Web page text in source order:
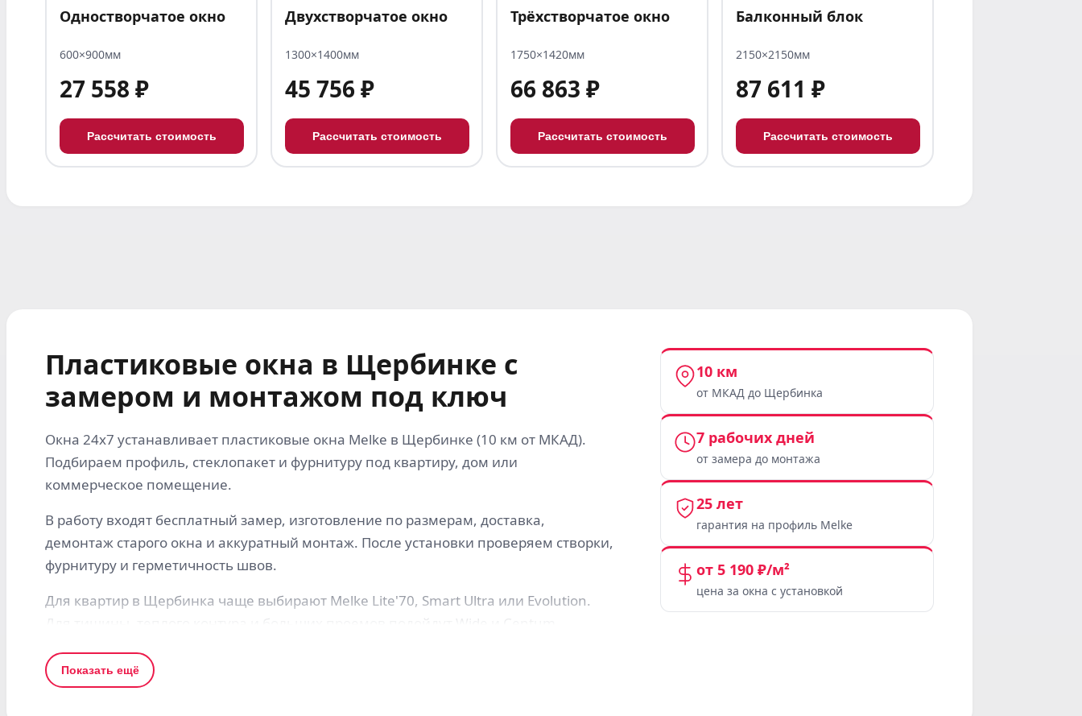
Одностворчатое окно
600×900мм
27 558 ₽
Рассчитать стоимость
Двухстворчатое окно
1300×1400мм
45 756 ₽
Рассчитать стоимость
Трёхстворчатое окно
1750×1420мм
66 863 ₽
Рассчитать стоимость
Балконный блок
2150×2150мм
87 611 ₽
Рассчитать стоимость
Пластиковые окна в Щербинке с
замером и монтажом под ключ
Окна 24x7 устанавливает пластиковые окна Melke в Щербинке (10 км от МКАД).
Подбираем профиль, стеклопакет и фурнитуру под квартиру, дом или
коммерческое помещение.
В работу входят бесплатный замер, изготовление по размерам, доставка,
демонтаж старого окна и аккуратный монтаж. После установки проверяем створки,
фурнитуру и герметичность швов.
Для квартир в Щербинка чаще выбирают Melke Lite'70, Smart Ultra или Evolution.
Что учитываем при заказе в Щербинке
Показать ещё
10 км
от МКАД до Щербинка
7 рабочих дней
от замера до монтажа
25 лет
гарантия на профиль Melke
от 5 190 ₽/м²
цена за окна с установкой